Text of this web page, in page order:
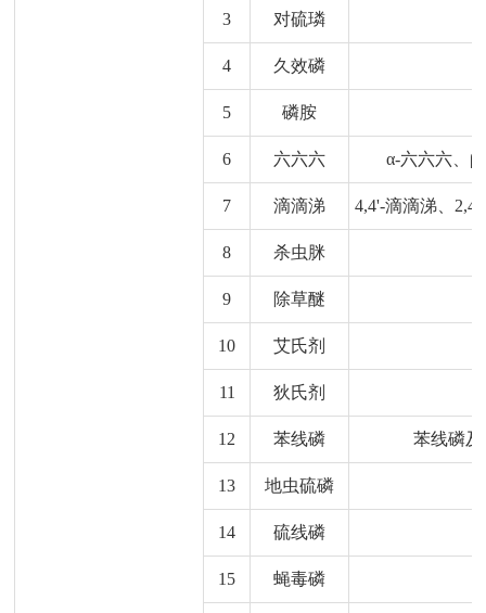
3 对硫璘
4 久效磷
5 磷胺
6 六六六 α-六六六、
7 滴滴涕 4,4'-滴滴涕、
8 杀虫脒
9 除草醚
10 艾氏剂
11 狄氏剂
12 苯线磷 苯线磷
13 地虫硫磷
14 硫线磷
15 蝇毒磷